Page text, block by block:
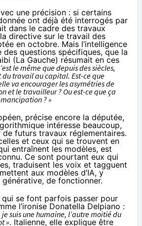
une précision : si certains
ont déjà été interrogés par
dans le cadre des travaux
directive sur le travail des
en octobre. Mais l’intelligence
questions spécifiques, que la
(La Gauche) résumait en ces
le même que depuis des siècles,
du travail au capital. Est-ce que
va encourager les asymétries de
et le travailleur ? Ou est-ce que ça
? »
précise encore la députée,
intéresse beaucoup,
de futurs travaux réglementaires.
et ceux qui se trouvent en
entraînent les modèles, est
Ce sont pourtant eux qui
traduisent les voix et tagguent
aux modèles d’IA, y
générative, de fonctionner.
qui se font parfois passer pour
l’ironise Donatella Delpiano :
suis une humaine, l’autre moitié du
». Italienne, elle explique être